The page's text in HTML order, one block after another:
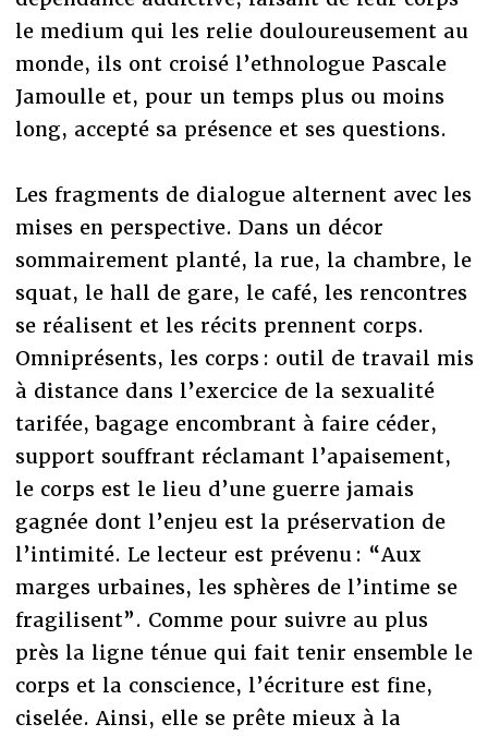
le medium qui les relie douloureusement au
monde, ils ont croisé l’ethnologue Pascale
Jamoulle et, pour un temps plus ou moins
long, accepté sa présence et ses questions.
Les fragments de dialogue alternent avec les
mises en perspective. Dans un décor
sommairement planté, la rue, la chambre, le
squat, le hall de gare, le café, les rencontres
se réalisent et les récits prennent corps.
Omniprésents, les corps : outil de travail mis
à distance dans l’exercice de la sexualité
tarifée, bagage encombrant à faire céder,
support souffrant réclamant l’apaisement,
le corps est le lieu d’une guerre jamais
gagnée dont l’enjeu est la préservation de
l’intimité. Le lecteur est prévenu : “Aux
marges urbaines, les sphères de l’intime se
fragilisent”. Comme pour suivre au plus
près la ligne ténue qui fait tenir ensemble le
corps et la conscience, l’écriture est fine,
ciselée. Ainsi, elle se prête mieux à la